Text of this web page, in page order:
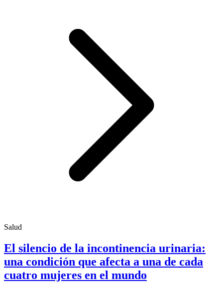
Salud
El silencio de la incontinencia urinaria:
una condición que afecta a una de cada
cuatro mujeres en el mundo